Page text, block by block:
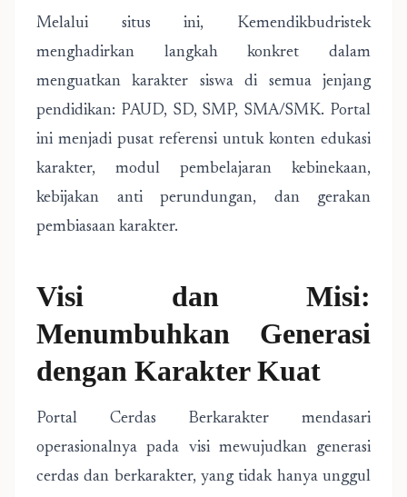
Melalui situs ini, Kemendikbudristek
menghadirkan langkah konkret dalam
menguatkan karakter siswa di semua jenjang
pendidikan: PAUD, SD, SMP, SMA/SMK. Portal
ini menjadi pusat referensi untuk konten edukasi
karakter, modul pembelajaran kebinekaan,
kebijakan anti perundungan, dan gerakan
pembiasaan karakter.
Visi dan Misi:
Menumbuhkan Generasi
dengan Karakter Kuat
Portal Cerdas Berkarakter mendasari
operasionalnya pada visi mewujudkan generasi
cerdas dan berkarakter, yang tidak hanya unggul